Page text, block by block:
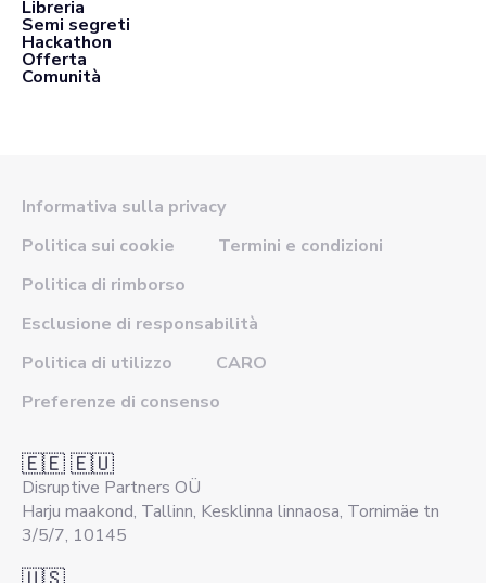
Libreria
Semi segreti
Hackathon
Offerta
Comunità
Informativa sulla privacy
Politica sui cookie
Termini e condizioni
Politica di rimborso
Esclusione di responsabilità
Politica di utilizzo
CARO
Preferenze di consenso
🇪🇪 🇪🇺
Disruptive Partners OÜ
Harju maakond, Tallinn, Kesklinna linnaosa, Tornimäe tn
3/5/7, 10145